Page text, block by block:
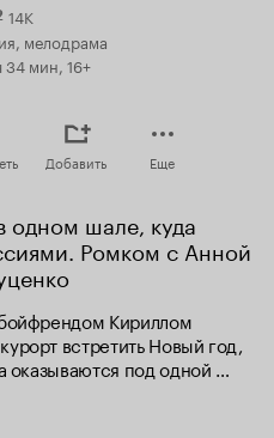
14K
мелодрама
34 мин, 16+
Добавить Еще
одном шале, куда
Ромком с Анной
Кириллом
встретить Новый год,
оказываются под одной
Федором и его
Романтический